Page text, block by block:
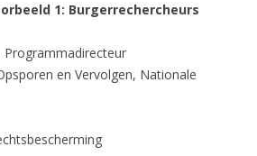
1: Burgerrechercheurs
Programmadirecteur
en Vervolgen, Nationale